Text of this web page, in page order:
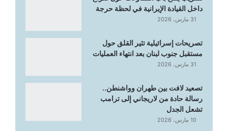
داخل القيادة الإيرانية في لحظة حرجة
31 مارس، 2026
تصريحات إسرائيلية تثير القلق حول
مستقبل جنوب لبنان بعد انتهاء العمليات
31 مارس، 2026
تصعيد لافت بين طهران وواشنطن..
رسالة حادة من لاريجاني إلى ترامب
تشعل الجدل
10 مارس، 2026